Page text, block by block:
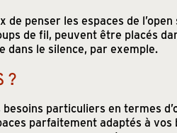
penser les espaces de l’open
de fil, peuvent être placés
dans le silence, par exemple.
?
particuliers en termes
parfaitement adaptés à